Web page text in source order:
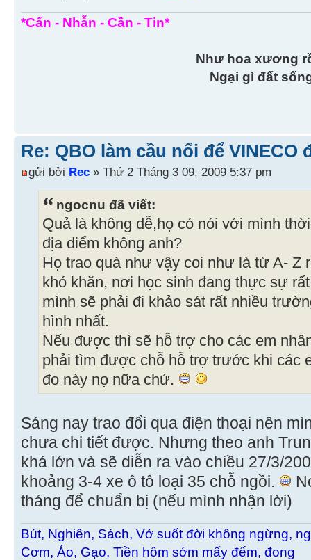
*Cẩn - Nhẫn - Cần - Tin*
Như hoa xương
Ngại gì đất
Re: QBO làm cầu nối để VINECO
gửi bởi Rec » Thứ 2 Tháng 3 09, 2009 5:37 pm
ngocnu đã viết:
Quả là không dễ,họ có nói với mình
địa diểm không anh?
Họ trao quà như vậy coi như là từ A- Z
khó khăn, nơi học sinh đang thực sự
mình sẽ phải đi khảo sát rất nhiều
hình nhất.
Nếu được thì sẽ hỗ trợ cho các em
phải tìm được chỗ hỗ trợ trước khi các
đo này nọ nữa chứ.
Sáng nay trao đổi qua điện thoại nên
chưa chi tiết được. Nhưng theo anh
khá lớn và sẽ diễn ra vào chiều 27/3/
khoảng 3-4 xe ô tô loại 35 chỗ ngồi.
tháng để chuẩn bị (nếu mình nhận lời)
Bút, Nghiên, Sách, Vở suốt đời không ngừng,
Cơm, Áo, Gạo, Tiền hôm sớm mấy đếm, đong